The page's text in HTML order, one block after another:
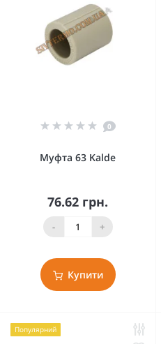
0
Муфта 63 Kalde
76.62 грн.
- +
Купити
Популярний